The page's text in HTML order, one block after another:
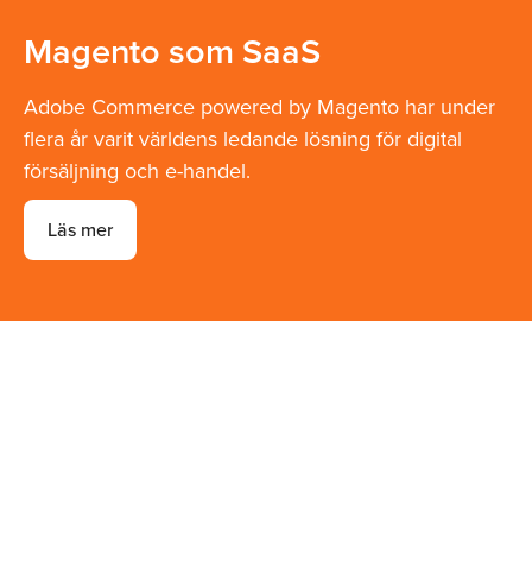
Magento som SaaS
Adobe Commerce powered by Magento har under
flera år varit världens ledande lösning för digital
försäljning och e-handel.
Läs mer